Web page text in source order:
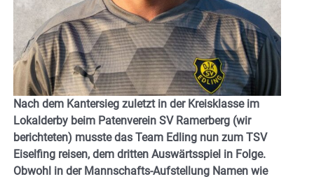
Nach dem Kantersieg zuletzt in der Kreisklasse im
Lokalderby beim Patenverein SV Ramerberg (wir
berichteten) musste das Team Edling nun zum TSV
Eiselfing reisen, dem dritten Auswärtsspiel in Folge.
Obwohl in der Mannschafts-Aufstellung Namen wie